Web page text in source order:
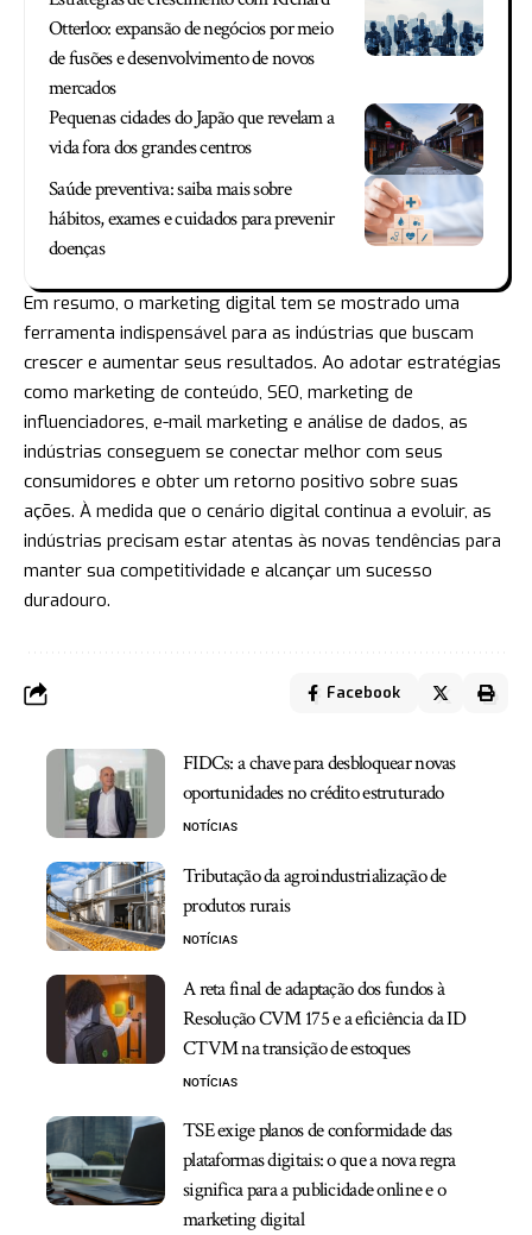
Otterloo: expansão de negócios por meio
de fusões e desenvolvimento de novos
mercados
Pequenas cidades do Japão que revelam a
vida fora dos grandes centros
Saúde preventiva: saiba mais sobre
hábitos, exames e cuidados para prevenir
doenças
Em resumo, o marketing digital tem se mostrado uma
ferramenta indispensável para as indústrias que buscam
crescer e aumentar seus resultados. Ao adotar estratégias
como marketing de conteúdo, SEO, marketing de
influenciadores, e-mail marketing e análise de dados, as
indústrias conseguem se conectar melhor com seus
consumidores e obter um retorno positivo sobre suas
ações. À medida que o cenário digital continua a evoluir, as
indústrias precisam estar atentas às novas tendências para
manter sua competitividade e alcançar um sucesso
duradouro.
Facebook
FIDCs: a chave para desbloquear novas
oportunidades no crédito estruturado
NOTÍCIAS
Tributação da agroindustrialização de
produtos rurais
NOTÍCIAS
A reta final de adaptação dos fundos à
Resolução CVM 175 e a eficiência da ID
CTVM na transição de estoques
NOTÍCIAS
TSE exige planos de conformidade das
plataformas digitais: o que a nova regra
significa para a publicidade online e o
marketing digital